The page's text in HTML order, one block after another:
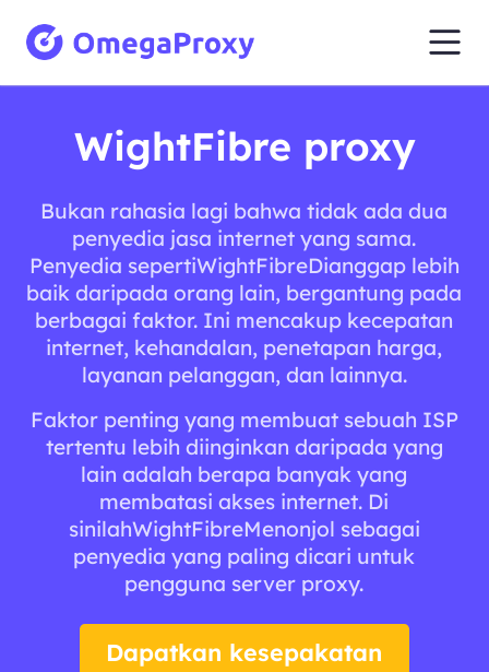
WightFibre proxy
Bukan rahasia lagi bahwa tidak ada dua
penyedia jasa internet yang sama.
Penyedia sepertiWightFibreDianggap lebih
baik daripada orang lain, bergantung pada
berbagai faktor. Ini mencakup kecepatan
internet, kehandalan, penetapan harga,
layanan pelanggan, dan lainnya.
Faktor penting yang membuat sebuah ISP
tertentu lebih diinginkan daripada yang
lain adalah berapa banyak yang
membatasi akses internet. Di
sinilahWightFibreMenonjol sebagai
penyedia yang paling dicari untuk
pengguna server proxy.
Dapatkan kesepakatan